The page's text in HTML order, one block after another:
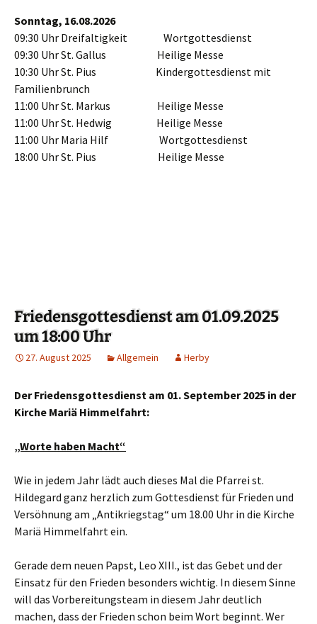
Sonntag, 16.08.2026
09:30 Uhr Dreifaltigkeit Wortgottesdienst
09:30 Uhr St. Gallus Heilige Messe
10:30 Uhr St. Pius Kindergottesdienst mit
Familienbrunch
11:00 Uhr St. Markus Heilige Messe
11:00 Uhr St. Hedwig Heilige Messe
11:00 Uhr Maria Hilf Wortgottesdienst
18:00 Uhr St. Pius Heilige Messe
Friedensgottesdienst am 01.09.2025
um 18:00 Uhr
27. August 2025 Allgemein Herby
Der Friedensgottesdienst am 01. September 2025 in der
Kirche Mariä Himmelfahrt:
„Worte haben Macht“
Wie in jedem Jahr lädt auch dieses Mal die Pfarrei st.
Hildegard ganz herzlich zum Gottesdienst für Frieden und
Versöhnung am „Antikriegstag“ um 18.00 Uhr in die Kirche
Mariä Himmelfahrt ein.
Gerade dem neuen Papst, Leo XIII., ist das Gebet und der
Einsatz für den Frieden besonders wichtig. In diesem Sinne
will das Vorbereitungsteam in diesem Jahr deutlich
machen, dass der Frieden schon beim Wort beginnt. Wer